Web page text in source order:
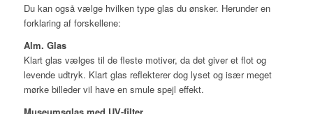
Du kan også vælge hvilken type glas du ønsker. Herunder en
forklaring af forskellene:
Alm. Glas
Klart glas vælges til de fleste motiver, da det giver et flot og
levende udtryk. Klart glas reflekterer dog lyset og især meget
mørke billeder vil have en smule spejl effekt.